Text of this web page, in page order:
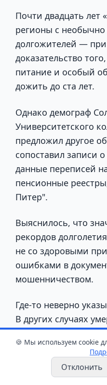
Почти двадцать лет
регионы с
долгожителей —
доказательство
питание и особый
дожить до ста лет.
Однако демограф
Университетского
предложил другое
сопоставил записи
данные переписей
пенсионные
Питер".
Выяснилось, что
рекордов
не со здоровыми
ошибками в
мошенничеством.
Где-то неверно
В других случаях
числиться живыми,
родственники могли
пенсионные
подобные
🍪 Мы используем cookie
Отклонить